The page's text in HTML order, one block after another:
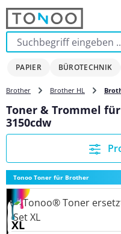
Zum Hauptinhalt springen
PAPIER BÜROTECHNIK
Brother Brother HL
Toner & Trommel
3150cdw
Tonoo Toner für Brother
XL